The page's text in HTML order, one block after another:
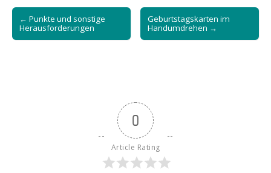
Post
navigation
← Punkte und sonstige
Herausforderungen
Geburtstagskarten im
Handumdrehen →
0
Article Rating